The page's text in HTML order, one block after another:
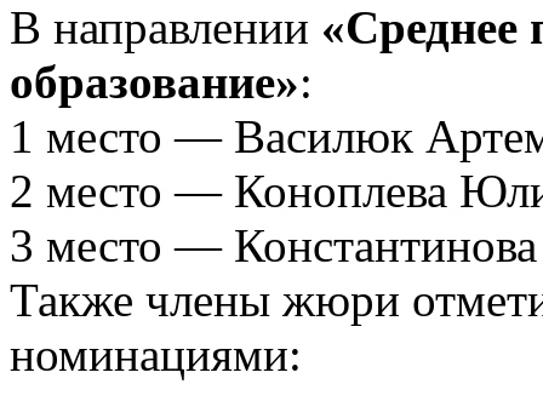
В направлении «Среднее
образование»:
1 место — Василюк
2 место — Коноплева
3 место — Константинова
Также члены жюри
номинациями: